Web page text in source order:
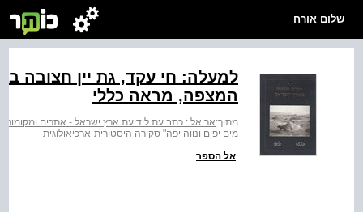
שלום אורח
למעלה: חי עקד, גת יין חצובה
המצפה, מראה כללי
מתוך:אריאל : כתב עת לידיעת ארץ ישראל - אתרים ומקומות
מים יפים ונווה יפה" סקירה היסטורית-ארכיאולוגית
אל הספר